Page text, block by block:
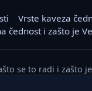
Vrste kaveza
čednost i zašto je
se to radi i zašto